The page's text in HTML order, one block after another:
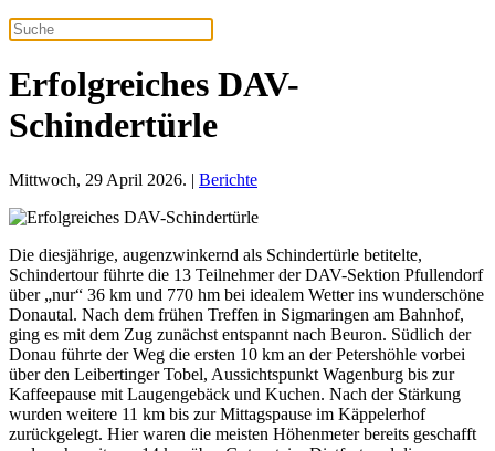
Erfolgreiches DAV-
Schindertürle
Mittwoch, 29 April 2026. | Berichte
Die diesjährige, augenzwinkernd als Schindertürle betitelte,
Schindertour führte die 13 Teilnehmer der DAV-Sektion Pfullendorf
über „nur“ 36 km und 770 hm bei idealem Wetter ins wunderschöne
Donautal. Nach dem frühen Treffen in Sigmaringen am Bahnhof,
ging es mit dem Zug zunächst entspannt nach Beuron. Südlich der
Donau führte der Weg die ersten 10 km an der Petershöhle vorbei
über den Leibertinger Tobel, Aussichtspunkt Wagenburg bis zur
Kaffeepause mit Laugengebäck und Kuchen. Nach der Stärkung
wurden weitere 11 km bis zur Mittagspause im Käppelerhof
zurückgelegt. Hier waren die meisten Höhenmeter bereits geschafft